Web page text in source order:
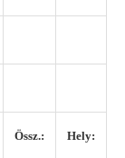
Össz.: Hely: